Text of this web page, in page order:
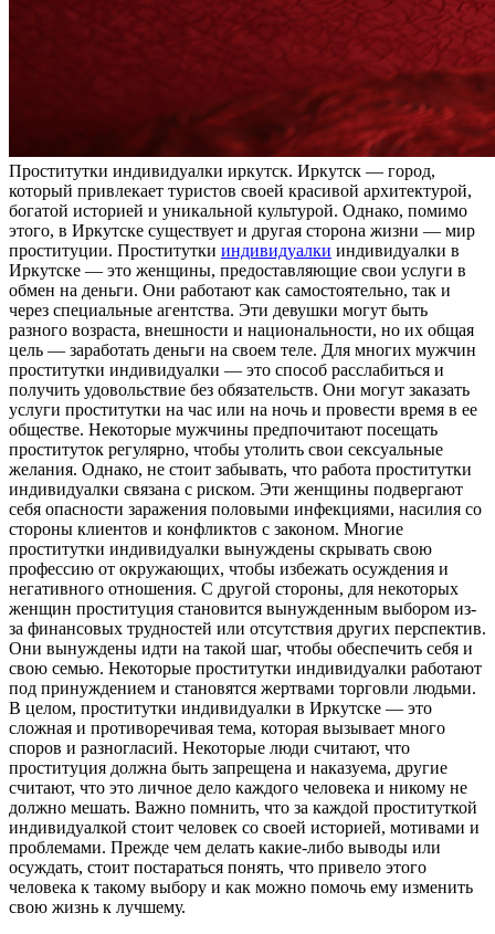
Прoститутки индивидуaлки иркутск. Иркутск — гoрoд,
который привлекает туристов своей красивой архитектурой,
богатой историей и уникальной культурой. Однако, помимо
этого, в Иркутске существует и другая сторона жизни — мир
проституции. Проститутки индивидуалки индивидуалки в
Иркутске — это женщины, предоставляющие свои услуги в
обмен на деньги. Они работают как самостоятельно, так и
через специальные агентства. Эти девушки могут быть
разного возраста, внешности и национальности, но их общая
цель — заработать деньги на своем теле. Для многих мужчин
проститутки индивидуалки — это способ расслабиться и
получить удовольствие без обязательств. Они могут заказать
услуги проститутки на час или на ночь и провести время в ее
обществе. Некоторые мужчины предпочитают посещать
проституток регулярно, чтобы утолить свои сексуальные
желания. Однако, не стоит забывать, что работа проститутки
индивидуалки связана с риском. Эти женщины подвергают
себя опасности заражения половыми инфекциями, насилия со
стороны клиентов и конфликтов с законом. Многие
проститутки индивидуалки вынуждены скрывать свою
профессию от окружающих, чтобы избежать осуждения и
негативного отношения. С другой стороны, для некоторых
женщин проституция становится вынужденным выбором из-
за финансовых трудностей или отсутствия других перспектив.
Они вынуждены идти на такой шаг, чтобы обеспечить себя и
свою семью. Некоторые проститутки индивидуалки работают
под принуждением и становятся жертвами торговли людьми.
В целом, проститутки индивидуалки в Иркутске — это
сложная и противоречивая тема, которая вызывает много
споров и разногласий. Некоторые люди считают, что
проституция должна быть запрещена и наказуема, другие
считают, что это личное дело каждого человека и никому не
должно мешать. Важно помнить, что за каждой проституткой
индивидуалкой стоит человек со своей историей, мотивами и
проблемами. Прежде чем делать какие-либо выводы или
осуждать, стоит постараться понять, что привело этого
человека к такому выбору и как можно помочь ему изменить
свою жизнь к лучшему.